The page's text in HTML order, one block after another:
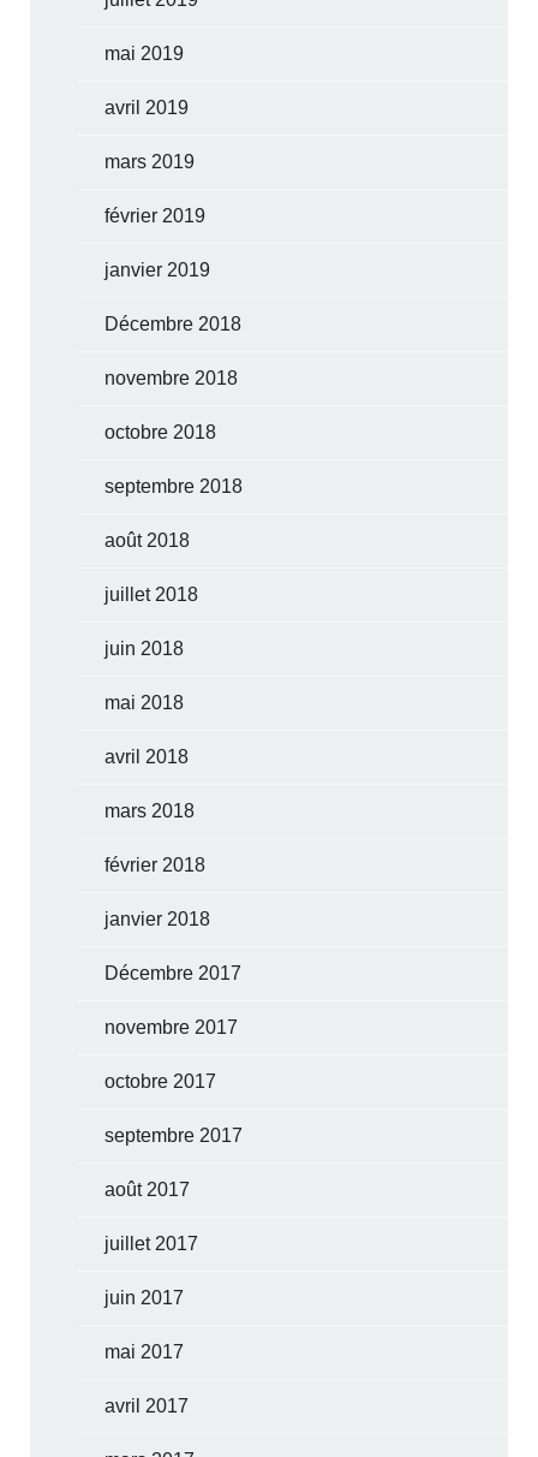
mai 2019
avril 2019
mars 2019
février 2019
janvier 2019
Décembre 2018
novembre 2018
octobre 2018
septembre 2018
août 2018
juillet 2018
juin 2018
mai 2018
avril 2018
mars 2018
février 2018
janvier 2018
Décembre 2017
novembre 2017
octobre 2017
septembre 2017
août 2017
juillet 2017
juin 2017
mai 2017
avril 2017